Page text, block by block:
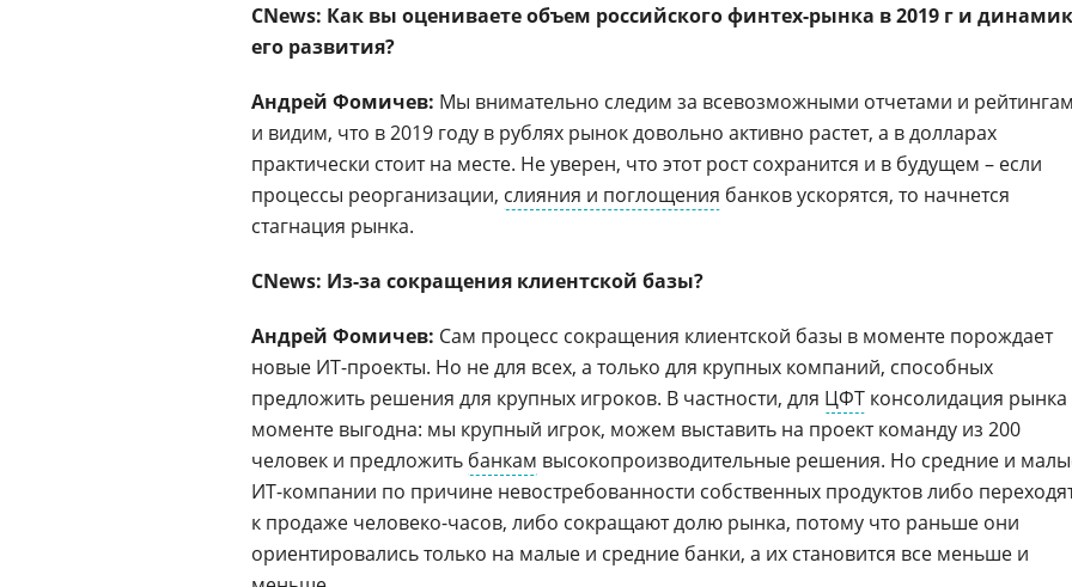
CNews: Как вы оцениваете объем российского финтех-рынка в 2019 г и
его развития?
Андрей Фомичев: Мы внимательно следим за всевозможными отчетами и
и видим, что в 2019 году в рублях рынок довольно активно растет, а в долларах
практически стоит на месте. Не уверен, что этот рост сохранится и в будущем – если
процессы реорганизации, слияния и поглощения банков ускорятся, то начнется
стагнация рынка.
CNews: Из-за сокращения клиентской базы?
Андрей Фомичев: Сам процесс сокращения клиентской базы в моменте порождает
новые ИТ-проекты. Но не для всех, а только для крупных компаний, способных
предложить решения для крупных игроков. В частности, для ЦФТ консолидация рынка
моменте выгодна: мы крупный игрок, можем выставить на проект команду из 200
человек и предложить банкам высокопроизводительные решения. Но средние и
ИТ-компании по причине невостребованности собственных продуктов либо
к продаже человеко-часов, либо сокращают долю рынка, потому что раньше они
ориентировались только на малые и средние банки, а их становится все меньше и